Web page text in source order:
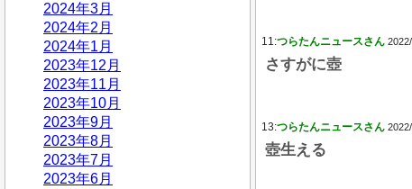
2024年3月
2024年2月
2024年1月
2023年12月
2023年11月
2023年10月
2023年9月
2023年8月
2023年7月
2023年6月
11:つらたんニュースさん
さすがに壺
13:つらたんニュースさん
壺生える